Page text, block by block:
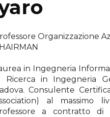
Organizzazione
in Ingegneria
Ricerca in Ingegneria
Consulente
al massimo
a contratto di